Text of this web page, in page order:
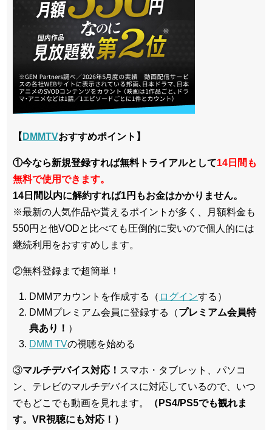
【 DMMTVおすすめポイント】
①今なら新規登録すれば無料トライアルとして14日間も
無料で使用できます。
14日間以内に解約すれば1円もお金はかかりません。
※最新の人気作品や貰えるポイントが多く、月額料金も
550円と他VODと比べても圧倒的に安いので個人的には
継続利用をおすすめします。
②無料登録まで超簡単！
DMMアカウントを作成する（ ログインする）
DMMプレミアム会員に登録する（プレミアム会員特
典あり！ ）
DMM TVの視聴を始める
③マルチデバイス対応！ スマホ・タブレット、パソコ
ン、テレビのマルチデバイスに対応しているので、いつ
でもどこでも動画を見れます。
（PS4/PS5でも観れま
す。VR視聴にも対応！）